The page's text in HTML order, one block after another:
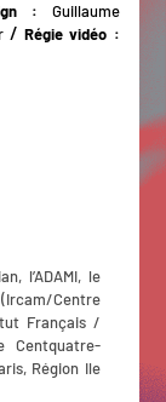
: Guillaume
/Régie vidéo :
l’ADAMI, le
Centre
Français /
Centquatre-
Région Ile